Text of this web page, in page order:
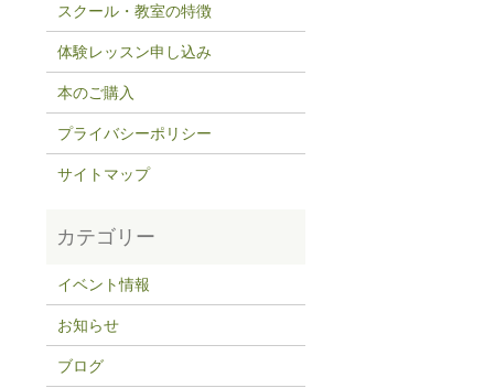
スクール・教室の特徴
体験レッスン申し込み
本のご購入
プライバシーポリシー
サイトマップ
イベント情報
お知らせ
ブログ